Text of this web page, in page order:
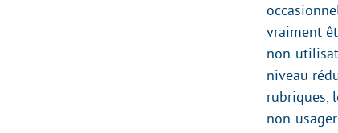
vraiment
non-
niveau
rubriques,
non-